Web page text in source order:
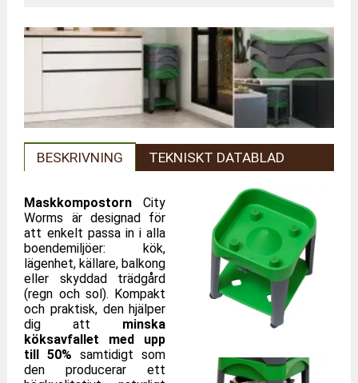
BESKRIVNING TEKNISKT DATABLAD
Maskkompostorn City
Worms är designad för
att enkelt passa in i alla
boendemiljöer: kök,
lägenhet, källare, balkong
eller skyddad trädgård
(regn och sol). Kompakt
och praktisk, den hjälper
dig att minska
köksavfallet med upp
till 50% samtidigt som
den producerar ett